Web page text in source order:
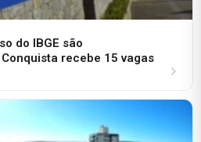
do IBGE são
recebe 15 vagas